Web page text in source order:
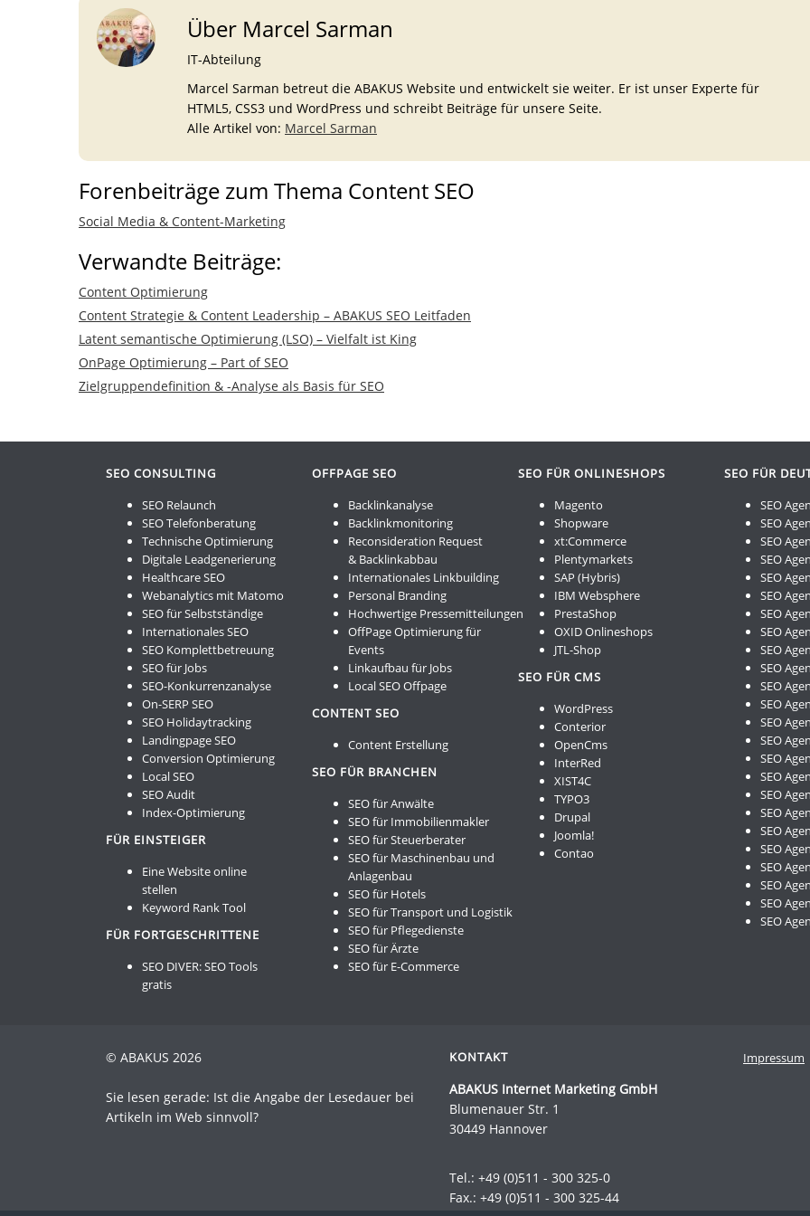
Über Marcel Sarman
IT-Abteilung
Marcel Sarman betreut die ABAKUS Website und entwickelt sie weiter. Er ist unser Experte für
HTML5, CSS3 und WordPress und schreibt Beiträge für unsere Seite.
Alle Artikel von: Marcel Sarman
Forenbeiträge zum Thema Content SEO
Social Media & Content-Marketing
Verwandte Beiträge:
Content Optimierung
Content Strategie & Content Leadership – ABAKUS SEO Leitfaden
Latent semantische Optimierung (LSO) – Vielfalt ist King
OnPage Optimierung – Part of SEO
Zielgruppendefinition & -Analyse als Basis für SEO
SEO CONSULTING
SEO Relaunch
SEO Telefonberatung
Technische Optimierung
Digitale Leadgenerierung
Healthcare SEO
Webanalytics mit Matomo
SEO für Selbstständige
Internationales SEO
SEO Komplettbetreuung
SEO für Jobs
SEO-Konkurrenzanalyse
On-SERP SEO
SEO Holidaytracking
Landingpage SEO
Conversion Optimierung
Local SEO
SEO Audit
Index-Optimierung
FÜR EINSTEIGER
Eine Website online
stellen
Keyword Rank Tool
FÜR FORTGESCHRITTENE
SEO DIVER:SEO Tools
gratis
OFFPAGE SEO
Backlinkanalyse
Backlinkmonitoring
Reconsideration Request
& Backlinkabbau
Internationales Linkbuilding
Personal Branding
Hochwertige Pressemitteilungen
OffPage Optimierung für
Events
Linkaufbau für Jobs
Local SEO Offpage
CONTENT SEO
Content Erstellung
SEO FÜR BRANCHEN
SEO für Anwälte
SEO für Immobilienmakler
SEO für Steuerberater
SEO für Maschinenbau und
Anlagenbau
SEO für Hotels
SEO für Transport und Logistik
SEO für Pflegedienste
SEO für Ärzte
SEO für E-Commerce
SEO FÜR ONLINESHOPS
Magento
Shopware
xt:Commerce
Plentymarkets
SAP (Hybris)
IBM Websphere
PrestaShop
OXID Onlineshops
JTL-Shop
SEO FÜR CMS
WordPress
Conterior
OpenCms
InterRed
XIST4C
TYPO3
Drupal
Joomla!
Contao
SEO FÜR
SEO
SEO
SEO
SEO
SEO
SEO
SEO
SEO
SEO
SEO
SEO
SEO
SEO
SEO
SEO
SEO
SEO
SEO
SEO
SEO
SEO
SEO
SEO
SEO
© ABAKUS 2026
Sie lesen gerade: Ist die Angabe der Lesedauer bei
Artikeln im Web sinnvoll?
KONTAKT
ABAKUS Internet Marketing GmbH
Blumenauer Str. 1
30449 Hannover
Tel.: +49 (0)511 - 300 325-0
Fax.: +49 (0)511 - 300 325-44
Impressum